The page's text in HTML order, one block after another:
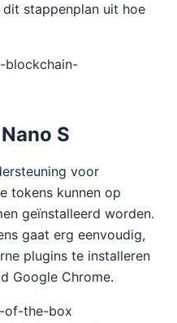
stappenplan uit hoe
blockchain-
S
voor
tokens kunnen op
geïnstalleerd worden.
gaat erg eenvoudig,
plugins te installeren
Google Chrome.
of-the-box